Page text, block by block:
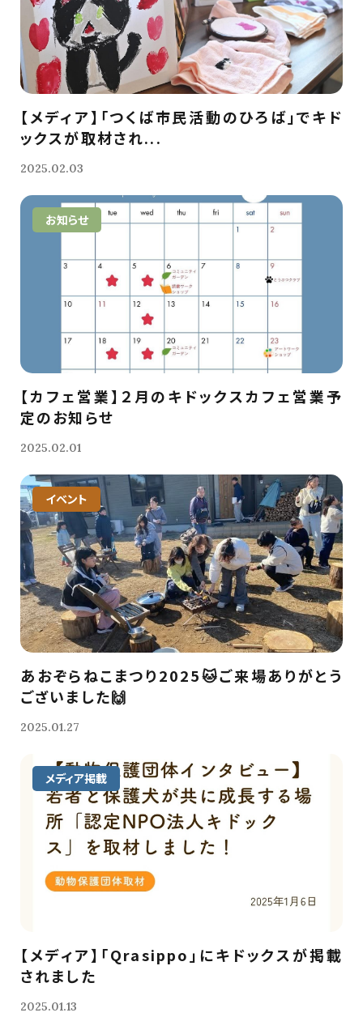
【メディア】「つくば市民活動のひろば」でキド
ックスが取材され...
2025.02.03
お知らせ
【カフェ営業】２月のキドックスカフェ営業予
定のお知らせ
2025.02.01
イベント
あおぞらねこまつり2025🐱ご来場ありがとう
ございました🙌
2025.01.27
メディア掲載
【メディア】「Qrasippo」にキドックスが掲載
されました
2025.01.13